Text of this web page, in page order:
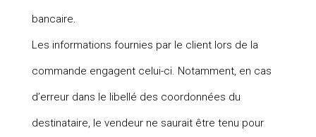
bancaire.
Les informations fournies par le client lors de la
commande engagent celui-ci. Notamment, en cas
d’erreur dans le libellé des coordonnées du
destinataire, le vendeur ne saurait être tenu pour